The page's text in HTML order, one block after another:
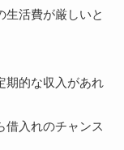
生活費が厳しいと
期的な収入があれ
借入れのチャンス